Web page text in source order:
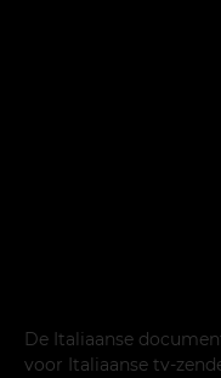
De Italiaanse
voor Italiaanse tv-